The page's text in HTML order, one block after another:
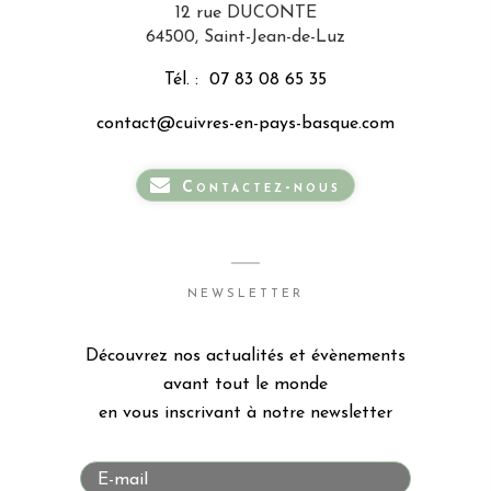
12 rue DUCONTE
64500, Saint-Jean-de-Luz
Tél. : 07 83 08 65 35
contact@cuivres-en-pays-basque.com
Contactez-nous
NEWSLETTER
Découvrez nos actualités et évènements
avant tout le monde
en vous inscrivant à notre newsletter